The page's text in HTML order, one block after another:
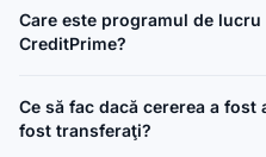
Care este programul de
CreditPrime?
Ce să fac dacă cererea a
fost transferaţi?